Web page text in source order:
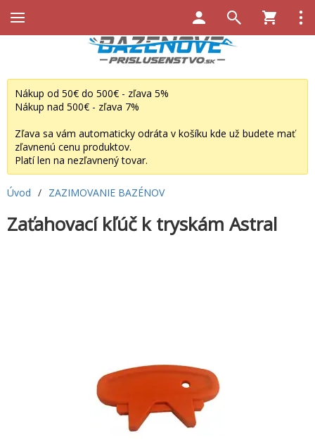
Nákup od 50€ do 500€ - zľava 5%
Nákup nad 500€ - zľava 7%
Zľava sa vám automaticky odráta v košíku kde už budete mať
zľavnenú cenu produktov.
Platí len na nezľavnený tovar.
Úvod / ZAZIMOVANIE BAZÉNOV
Zaťahovací kľúč k tryskám Astral